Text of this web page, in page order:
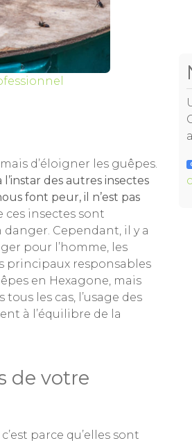
d’éloigner les guêpes.
des autres insectes
font peur, il n’est pas
ces insectes sont
Cependant, il y a
pour l’homme, les
principaux responsables
en Hexagone, mais
les cas, l’usage des
à l’équilibre de la
de votre
parce qu’elles sont